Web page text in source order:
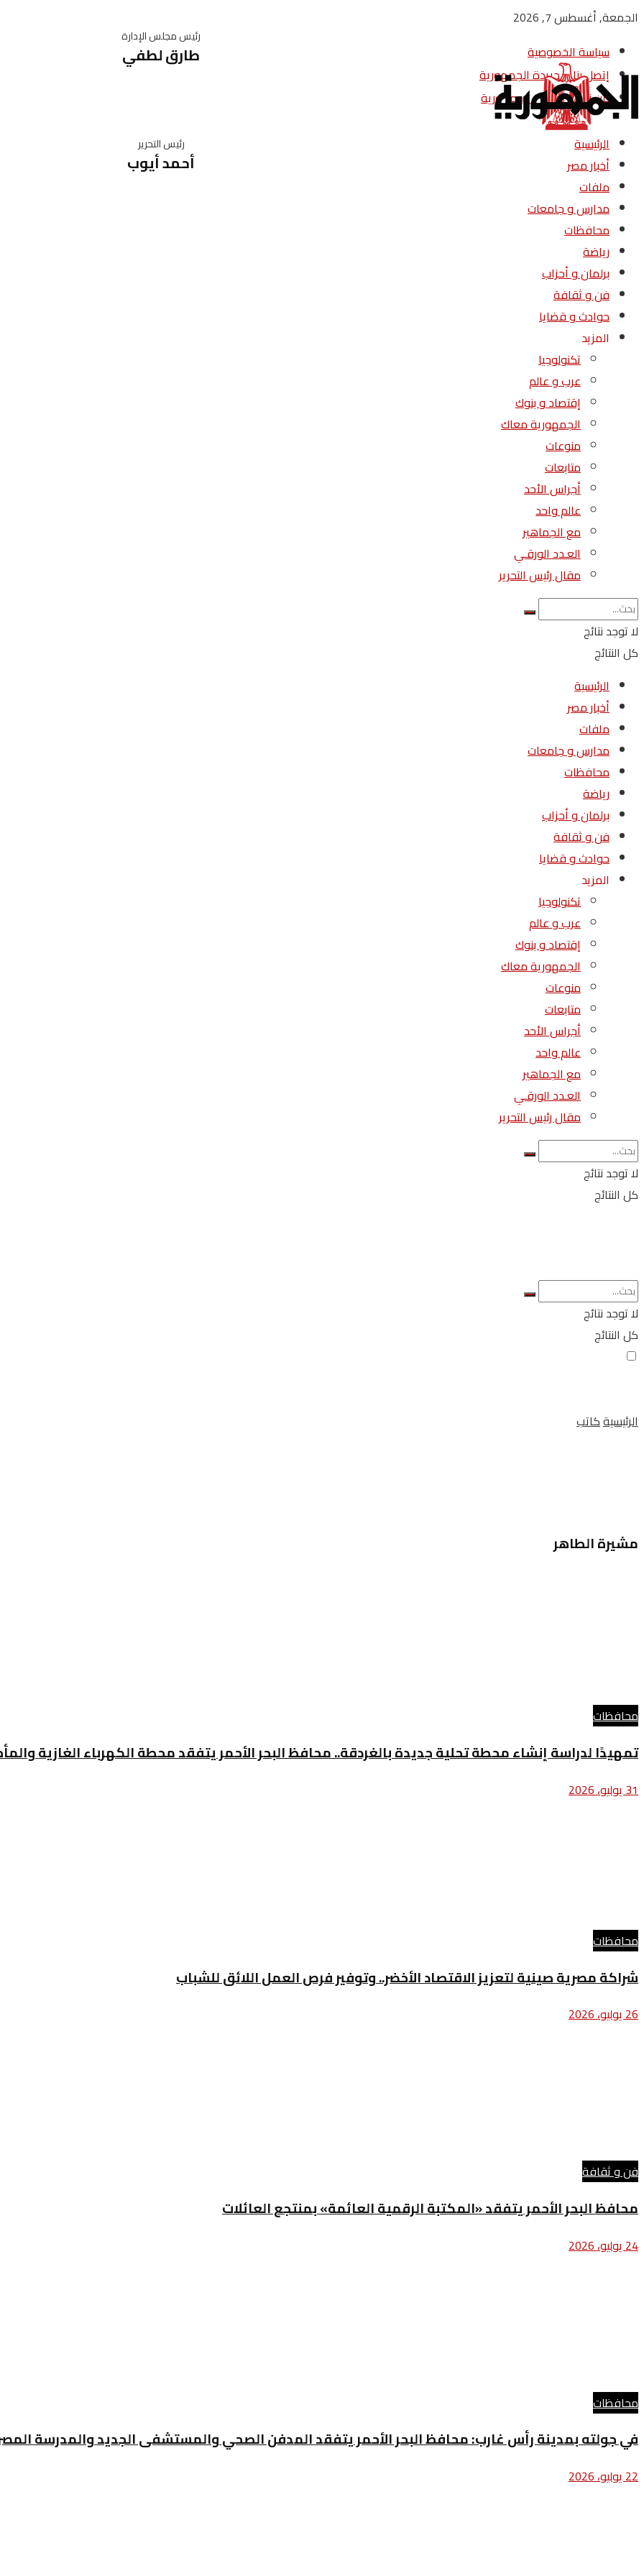
الجمعة, أغسطس 7, 2026
سياسة الخصوصية
إتصل بنا – جريدة الجمهورية
من نحن – جريدة الجمهورية
رئيس مجلس الإدارة
طارق لطفي
رئيس التحرير
أحمد أيوب
الرئيسية
أخبار مصر
ملفات
مدارس و جامعات
محافظات
رياضة
برلمان و أحزاب
فن و ثقافة
حوادث و قضايا
المزيد
تكنولوجيا
عرب و عالم
إقتصاد و بنوك
الجمهورية معاك
منوعات
متابعات
أجراس الأحد
عالم واحد
مع الجماهير
العـدد الورقـي
مقال رئيس التحرير
لا توجد نتائج
كل النتائج
الرئيسية
أخبار مصر
ملفات
مدارس و جامعات
محافظات
رياضة
برلمان و أحزاب
فن و ثقافة
حوادث و قضايا
المزيد
تكنولوجيا
عرب و عالم
إقتصاد و بنوك
الجمهورية معاك
منوعات
متابعات
أجراس الأحد
عالم واحد
مع الجماهير
العـدد الورقـي
مقال رئيس التحرير
لا توجد نتائج
كل النتائج
لا توجد نتائج
كل النتائج
الرئيسيةكاتب
مشيرة الطاهر
محافظات
تمهيدًا لدراسة إنشاء محطة تحلية جديدة بالغردقة.. محافظ البحر الأحمر يتفقد محطة الكهرباء الغازية
31 يوليو، 2026
محافظات
شراكة مصرية صينية لتعزيز الاقتصاد الأخضر.. وتوفير فرص العمل اللائق للشباب
26 يوليو، 2026
فن و ثقافة
محافظ البحر الأحمر يتفقد «المكتبة الرقمية العائمة» بمنتجع العائلات
24 يوليو، 2026
محافظات
في جولته بمدينة رأس غارب: محافظ البحر الأحمر يتفقد المدفن الصحي والمستشفى الجديد والمدرسة
22 يوليو، 2026